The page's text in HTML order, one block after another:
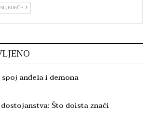
SLJEDEĆE
anđela i demona
Što doista znači